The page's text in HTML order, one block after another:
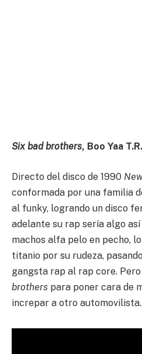
Six bad brothers, Boo Yaa
Directo del disco de 1990
conformada por una familia
al funky, logrando un disco
adelante su rap sería algo
machos alfa pelo en pecho,
titanio por su rudeza,
gangsta rap al rap core.
brothers para poner cara de
increpar a otro automovilista.